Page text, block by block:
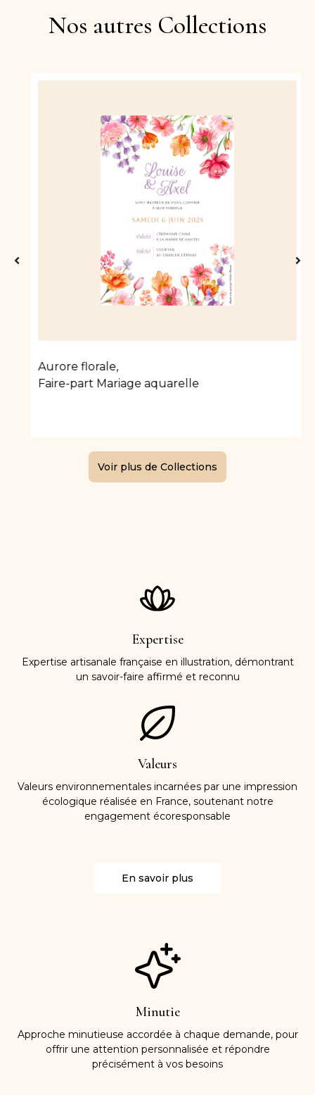
Nos autres Collections
Aurore florale ,
Faire-part Mariage aquarelle
Voir plus de Collections
Expertise
Expertise artisanale française en illustration, démontrant
un savoir-faire affirmé et reconnu
Valeurs
Valeurs environnementales incarnées par une impression
écologique réalisée en France, soutenant notre
engagement écoresponsable
En savoir plus
Minutie
Approche minutieuse accordée à chaque demande, pour
offrir une attention personnalisée et répondre
précisément à vos besoins